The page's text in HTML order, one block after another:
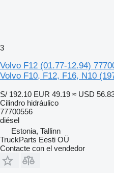
3
Volvo F12 (01.77-12.94)
Volvo F10, F12, F16, N10
S/ 192.10 EUR 49.19 ≈ USD
Cilindro hidráulico
77700556
diésel
Estonia, Tallinn
TruckParts Eesti OÜ
Contacte con el vendedor